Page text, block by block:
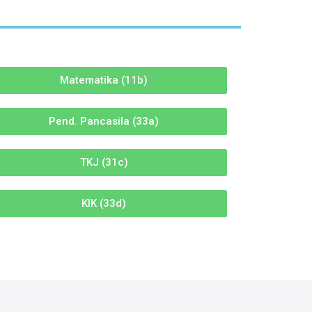
Matematika (11b)
Pend. Pancasila (33a)
TKJ (31c)
KIK (33d)